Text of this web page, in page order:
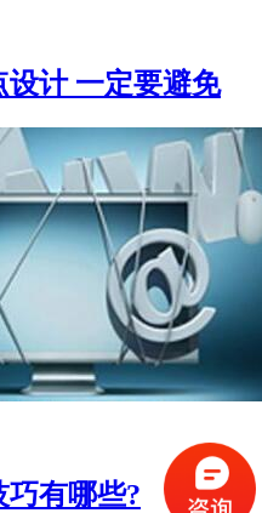
设计 一定要避免
有哪些?